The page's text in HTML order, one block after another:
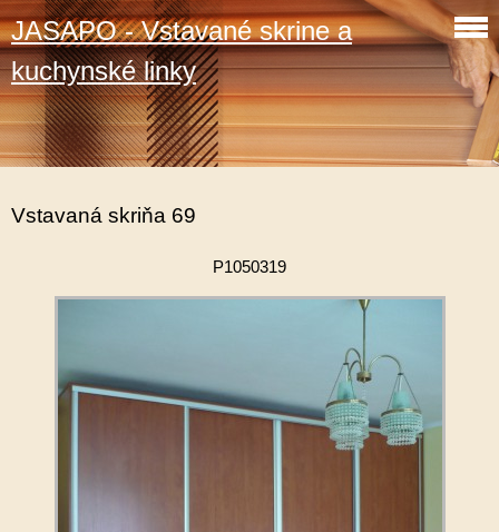
JASAPO - Vstavané skrine a
kuchynské linky
Vstavaná skriňa 69
P1050319